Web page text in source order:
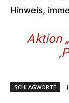
Hinweis,
Aktion
SCHLAGWORTE